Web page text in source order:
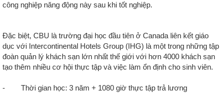
công nghiệp năng động này sau khi tốt nghiệp.
Đặc biệt, CBU là trường đại học đầu tiên ở Canada liên kết giáo
dục với Intercontinental Hotels Group (IHG) là một trong những tập
đoàn quản lý khách sạn lớn nhất thế giới với hơn 4000 khách sạn
tạo thêm nhiều cơ hội thực tập và việc làm ổn định cho sinh viên.
- Thời gian học: 3 năm + 1080 giờ thực tập trả lương